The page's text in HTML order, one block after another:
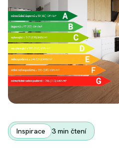
Inspirace 3 min čtení